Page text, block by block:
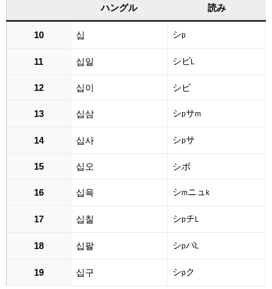
ハングル 読み
10 십 シp
11 십일 シビ
12 십이 シビ
13 십삼 シpサm
14 십사 シpサ
15 십오 シボ
16 십육 シmニュ k
17 십칠 シpチ
18 십팔 シpパL
19 십구 シpク